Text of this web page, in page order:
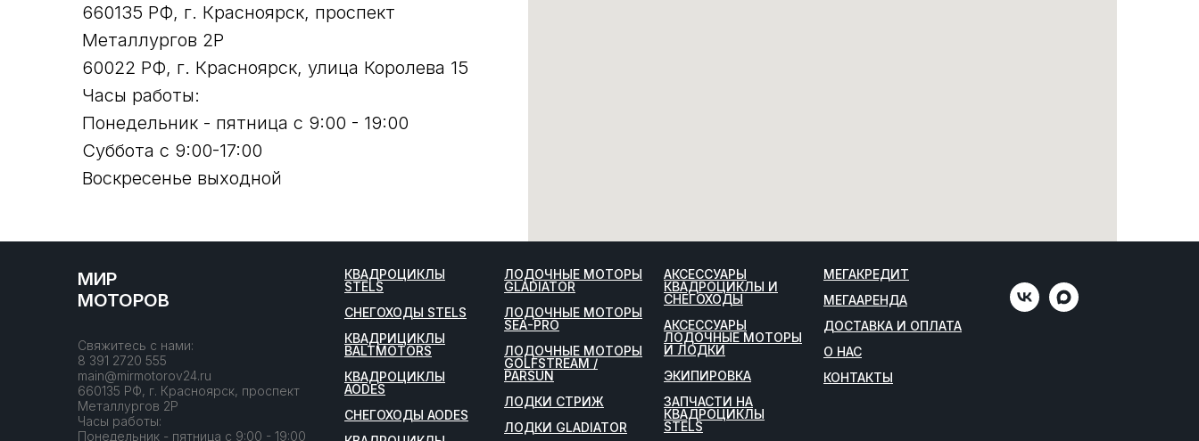
660135 РФ, г. Красноярск, проспект
Металлургов 2Р
60022 РФ, г. Красноярск, улица Королева 15
Часы работы:
Понедельник - пятница с 9:00 - 19:00
Суббота с 9:00-17:00
Воскресенье выходной
МИР
МОТОРОВ
Свяжитесь с нами:
8 391 2720 555
main@mirmotorov24.ru
660135 РФ, г. Красноярск, проспект
Металлургов 2Р
Часы работы:
Понедельник - пятница с 9:00 - 19:00
КВАДРОЦИКЛЫ
STELS
СНЕГОХОДЫ STELS
КВАДРИЦИКЛЫ
BALTMOTORS
КВАДРОЦИКЛЫ
AODES
СНЕГОХОДЫ AODES
ЛОДОЧНЫЕ МОТОРЫ
GLADIATOR
ЛОДОЧНЫЕ МОТОРЫ
SEA-PRO
ЛОДОЧНЫЕ МОТОРЫ
GOLFSTREAM /
PARSUN
ЛОДКИ СТРИЖ
ЛОДКИ GLADIATOR
АКСЕССУАРЫ
КВАДРОЦИКЛЫ И
СНЕГОХОДЫ
АКСЕССУАРЫ
ЛОДОЧНЫЕ МОТОРЫ
И ЛОДКИ
ЭКИПИРОВКА
ЗАПЧАСТИ НА
КВАДРОЦИКЛЫ
STELS
МЕГАКРЕДИТ
МЕГААРЕНДА
ДОСТАВКА И ОПЛАТА
О НАС
КОНТАКТЫ